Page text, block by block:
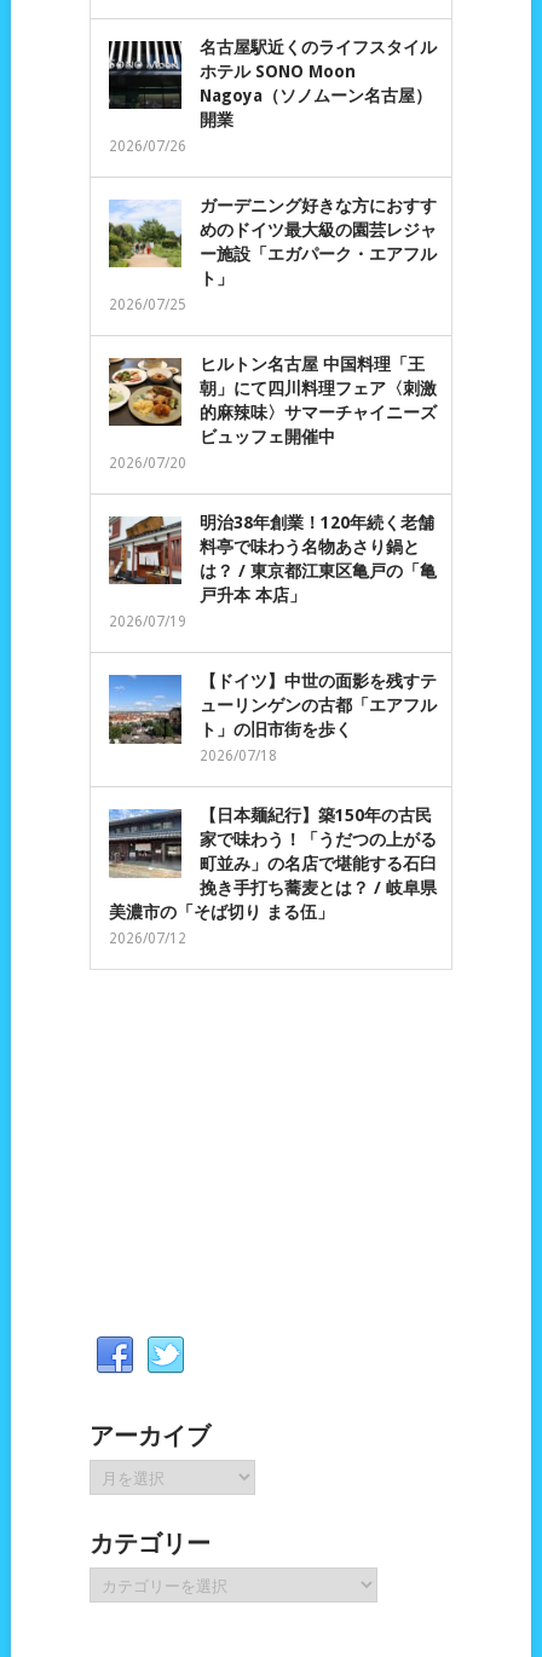
名古屋駅近くのライフスタイル
ホテル SONO Moon
Nagoya（ソノムーン名古屋）
開業
2026/07/26
ガーデニング好きな方におすす
めのドイツ最大級の園芸レジャ
ー施設「エガパーク・エアフル
ト」
2026/07/25
ヒルトン名古屋 中国料理「王
朝」にて四川料理フェア〈刺激
的麻辣味〉サマーチャイニーズ
ビュッフェ開催中
2026/07/20
明治38年創業！120年続く老舗
料亭で味わう名物あさり鍋と
は？ / 東京都江東区亀戸の「亀
戸升本 本店」
2026/07/19
【ドイツ】中世の面影を残すテ
ューリンゲンの古都「エアフル
ト」の旧市街を歩く
2026/07/18
【日本麺紀行】築150年の古民
家で味わう！「うだつの上がる
町並み」の名店で堪能する石臼
挽き手打ち蕎麦とは？ / 岐阜県
美濃市の「そば切り まる伍」
2026/07/12
アーカイブ
ー
イ
ブ
カテゴリー
テ